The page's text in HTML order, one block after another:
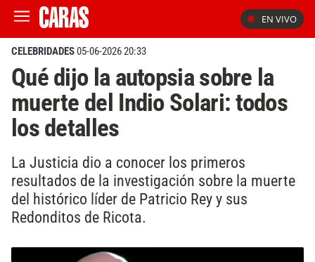
EN VIVO
CELEBRIDADES05-06-2026 20:33
Qué dijo la autopsia sobre la
muerte del Indio Solari: todos
los detalles
La Justicia dio a conocer los primeros
resultados de la investigación sobre la muerte
del histórico líder de Patricio Rey y sus
Redonditos de Ricota.